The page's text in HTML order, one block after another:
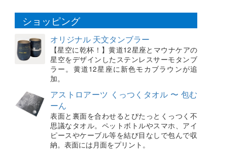
ショッピング
オリジナル 天文タンブラー
【星空に乾杯！】黄道12星座とマウナケアの
星空をデザインしたステンレスサーモタンブ
ラー。黄道12星座に新色モカブラウンが追
加。
アストロアーツ くっつくタオル 〜 包む
ーん
表面と裏面を合わせるとぴたっとくっつく不
思議なタオル。ペットボトルやスマホ、アイ
ピースやケーブル等を結び目なしで包んで収
納。表面には月面をプリント。